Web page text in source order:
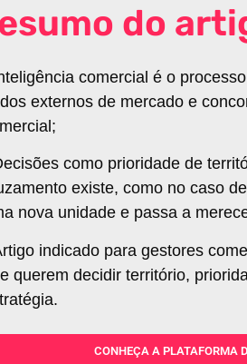
do
comercial é o
externos de mercado e
como prioridade de
existe, como no caso
nova unidade e passa a
indicado para gestores
querem decidir território,
CONHEÇA A PLATAFORMA